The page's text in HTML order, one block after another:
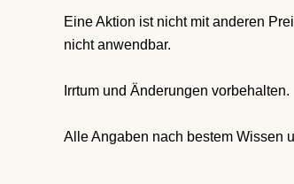
Eine Aktion ist nicht mit anderen
nicht anwendbar.
Irrtum und Änderungen vorbehalten.
Alle Angaben nach bestem Wissen